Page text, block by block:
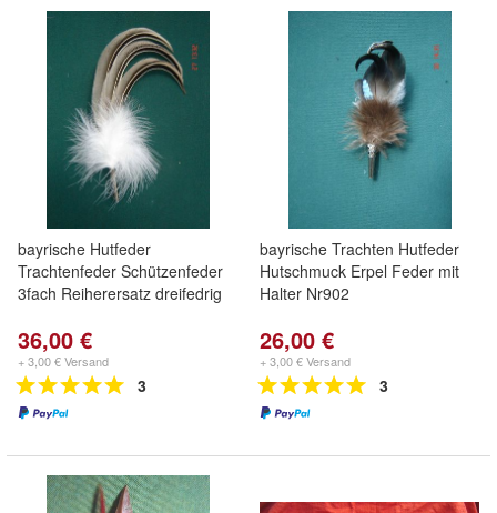
bayrische Hutfeder
Trachtenfeder Schützenfeder
3fach Reiherersatz dreifedrig
36,00 €
+ 3,00 € Versand
3
bayrische Trachten Hutfeder
Hutschmuck Erpel Feder mit
Halter Nr902
26,00 €
+ 3,00 € Versand
3